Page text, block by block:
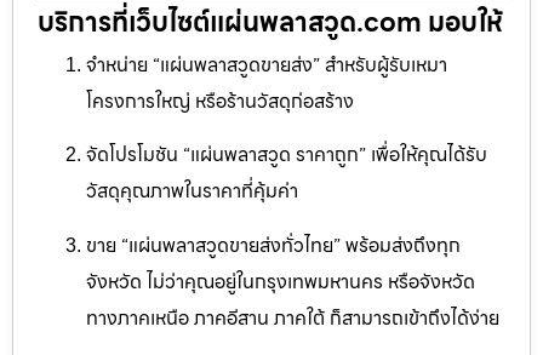
บริการที่เว็บไซต์แผ่นพลาสวูด.com มอบให้
จำหน่าย “แผ่นพลาสวูดขายส่ง” สำหรับผู้รับเหมา
โครงการใหญ่ หรือร้านวัสดุก่อสร้าง
จัดโปรโมชัน “แผ่นพลาสวูด ราคาถูก” เพื่อให้คุณได้รับ
วัสดุคุณภาพในราคาที่คุ้มค่า
ขาย “แผ่นพลาสวูดขายส่งทั่วไทย” พร้อมส่งถึงทุก
จังหวัด ไม่ว่าคุณอยู่ในกรุงเทพมหานคร หรือจังหวัด
ทางภาคเหนือ ภาคอีสาน ภาคใต้ ก็สามารถเข้าถึงได้ง่าย